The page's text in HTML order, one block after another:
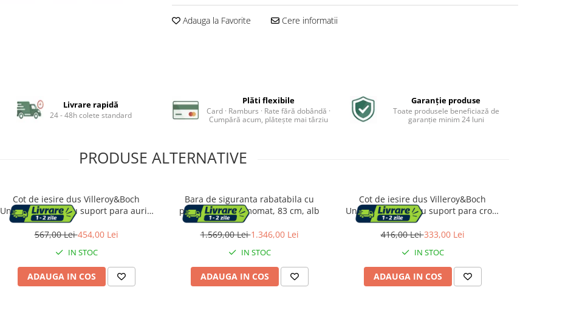
Adauga la Favorite Cere informatii
Livrare rapidă
24 - 48h colete standard
Plăti flexibile
Card · Ramburs · Rate fără dobândă ·
Cumpără acum, plătește mai târziu
Garanție produse
Toate produsele beneficiază de
garanție minim 24 luni
PRODUSE ALTERNATIVE
Cot de iesire dus Villeroy&Boch
Universal patrat cu suport para auriu
periat
567,00 Lei454,00 Lei
IN STOC
ADAUGA IN COS
Bara de siguranta rabatabila cu
porthartie, Thermomat, 83 cm, alb
1.569,00 Lei1.346,00 Lei
IN STOC
ADAUGA IN COS
Cot de iesire dus Villeroy&Boch
Universal rotund cu suport para crom
lucios
416,00 Lei333,00 Lei
IN STOC
ADAUGA IN COS